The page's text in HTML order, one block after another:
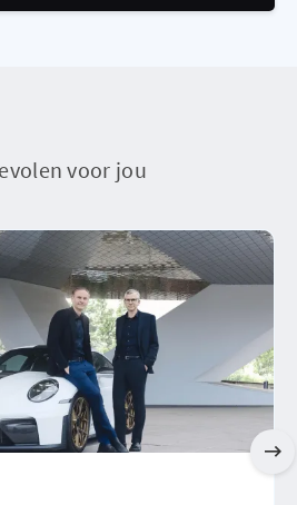
voor jou